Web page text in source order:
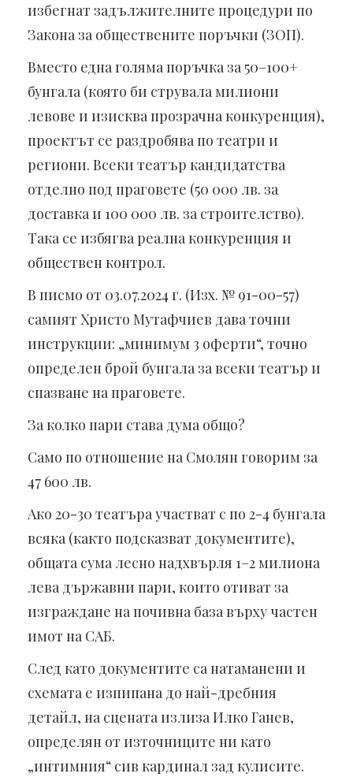
избегнат задължителните процедури по
Закона за обществените поръчки (ЗОП).
Вместо една голяма поръчка за 50–100+
бунгала (която би струвала милиони
левове и изисква прозрачна конкуренция),
проектът се раздробява по театри и
региони. Всеки театър кандидатства
отделно под праговете (50 000 лв. за
доставка и 100 000 лв. за строителство).
Така се избягва реална конкуренция и
обществен контрол.
В писмо от 03.07.2024 г. (Изх. № 91-00-57)
самият Христо Мутафчиев дава точни
инструкции: „минимум 3 оферти“, точно
определен брой бунгала за всеки театър и
спазване на праговете.
За колко пари става дума общо?
Само по отношение на Смолян говорим за
47 600 лв.
Ако 20-30 театъра участват с по 2-4 бунгала
всяка (както подсказват документите),
общата сума лесно надхвърля 1–2 милиона
лева държавни пари, които отиват за
изграждане на почивна база върху частен
имот на САБ.
След като документите са натаманени и
схемата е изпипана до най-дребния
детайл, на сцената излиза Илко Ганев,
определян от източниците ни като
„интимния“ сив кардинал зад кулисите.